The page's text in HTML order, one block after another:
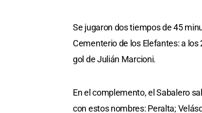
Se jugaron dos tiempos de 45
Cementerio de los Elefantes: a
gol de Julián Marcioni.
En el complemento, el Sabalero
con estos nombres: Peralta;